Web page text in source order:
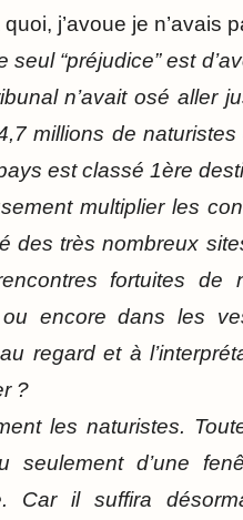
j’avoue je n’avais
“préjudice” est
n’avait osé aller
millions de
est classé 1ère
multiplier les
des très nombreux
fortuites de
ou encore dans les
regard et à
?
les naturistes.
seulement d’une
Car il suffira